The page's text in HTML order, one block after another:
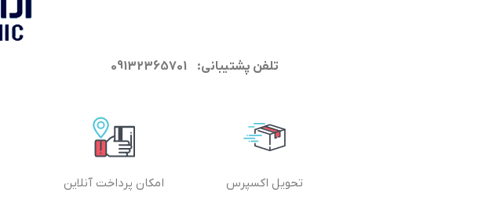
تلفن پشتیبانی: 09132365701
تحویل اکسپرس امکان پرداخت آنلاین